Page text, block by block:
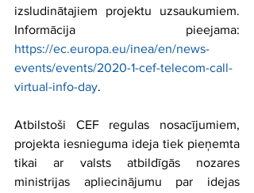
izsludinātajiem projektu uzsaukumiem.
https://ec.europa.eu/inea/en/news-
events/events/2020-1-cef-telecom-call-
virtual-info-day.
Atbilstoši CEF regulas nosacījumiem,
projekta iesnieguma ideja tiek pieņemta
tikai ar valsts atbildīgās nozares
ministrijas apliecinājumu par idejas